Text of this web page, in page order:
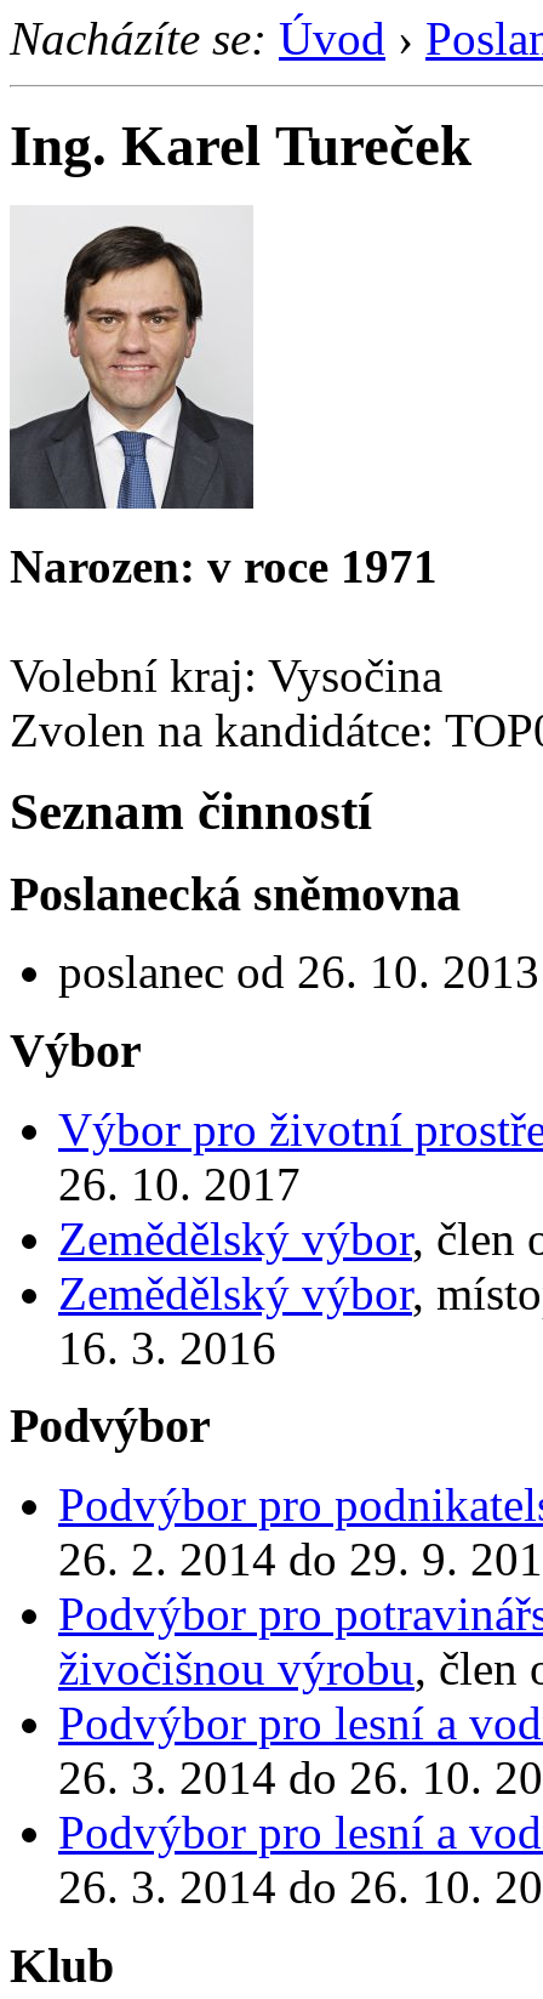
Nacházíte se: Úvod ›
Ing. Karel Tureček
Narozen: v roce 1971
Volební kraj: Vysočina
Zvolen na kandidátce:
Seznam činností
Poslanecká sněmovna
poslanec od 26. 10.
Výbor
Výbor pro životní
26. 10. 2017
Zemědělský výbor, člen
Zemědělský výbor,
16. 3. 2016
Podvýbor
Podvýbor pro
26. 2. 2014 do 29. 9.
Podvýbor pro
živočišnou výrobu, člen
Podvýbor pro lesní a
26. 3. 2014 do 26. 10.
Podvýbor pro lesní a
26. 3. 2014 do 26. 10.
Klub